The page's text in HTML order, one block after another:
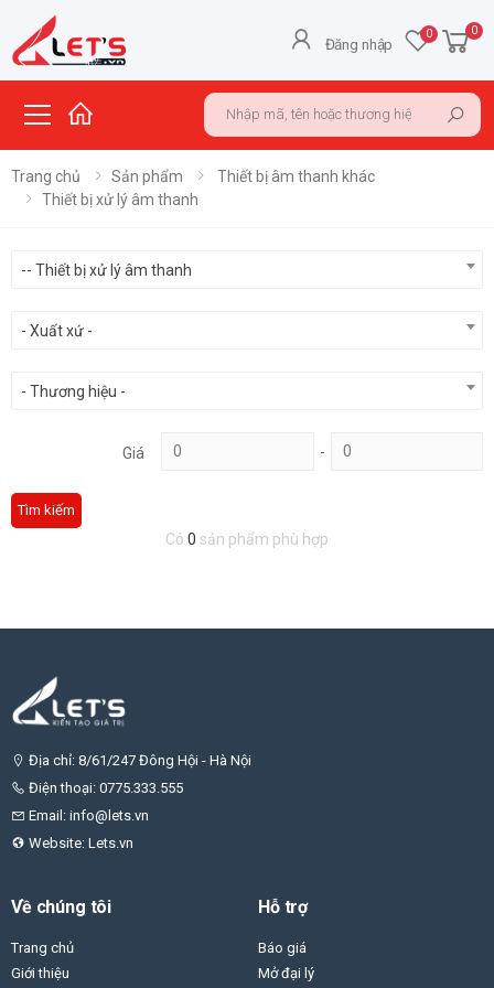
Đăng nhập
0 0
Toggle mobile menu
Search in blog
Trang chủ Sản phẩm
Thiết bị âm thanh khác
Thiết bị xử lý âm thanh
-- Thiết bị xử lý âm thanh
- Xuất xứ -
- Thương hiệu -
Giá -
Tìm kiếm
Có 0 sản phẩm phù hợp
Địa chỉ: 8/61/247 Đông Hội - Hà Nội
Điện thoại: 0775.333.555
Email: info@lets.vn
Website: Lets.vn
Về chúng tôi
Trang chủ
Giới thiệu
Hỗ trợ
Báo giá
Mở đại lý